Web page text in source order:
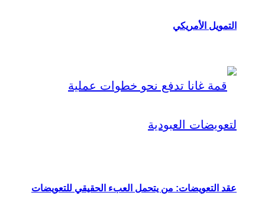
التمويل الأمريكي
عقد التعويضات: من يتحمل العبء الحقيقي للتعويضات